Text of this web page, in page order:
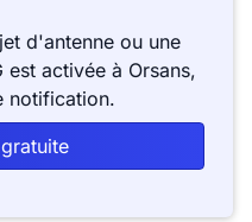
d'antenne ou une
activée à Orsans,
notification.